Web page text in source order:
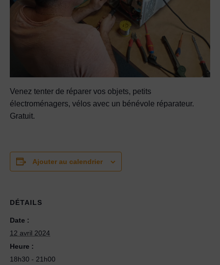
Venez tenter de réparer vos objets, petits
électroménagers, vélos avec un bénévole réparateur.
Gratuit.
Ajouter au calendrier
DÉTAILS
Date :
12 avril 2024
Heure :
18h30 - 21h00